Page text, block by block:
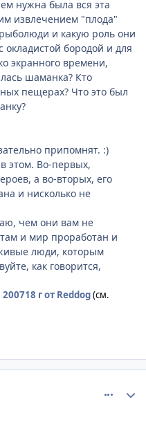
нужна была вся эта
извлечением "плода"
и какую роль они
окладистой бородой и для
экранного времени,
шаманка? Кто
пещерах? Что это был
припомнят. :)
этом. Во-первых,
а во-вторых, его
и нисколько не
чем они вам не
там и мир проработан и
люди, которым
как говорится,
200718 гот Reddog(см.